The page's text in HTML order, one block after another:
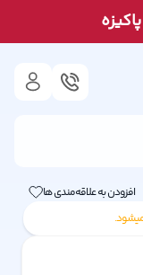
افزودن به علاقه‌مندی ها